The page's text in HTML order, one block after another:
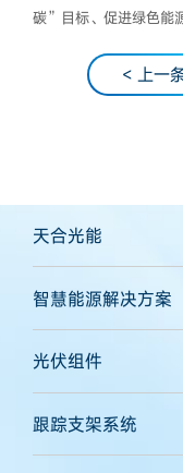
碳”目标、促进绿色能
< 上一
天合光能
智慧能源解决方案
光伏组件
跟踪支架系统